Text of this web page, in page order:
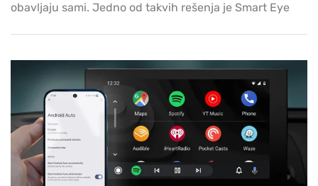
obavljaju sami. Jedno od takvih rešenja je Smart Eye